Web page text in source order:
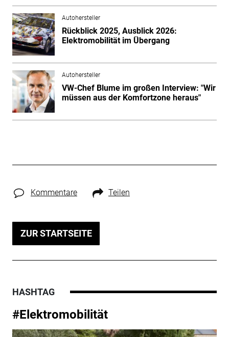
Autohersteller
Rückblick 2025, Ausblick 2026:
Elektromobilität im Übergang
Autohersteller
VW-Chef Blume im großen Interview: "Wir
müssen aus der Komfortzone heraus"
Kommentare Teilen
ZUR STARTSEITE
HASHTAG
#Elektromobilität